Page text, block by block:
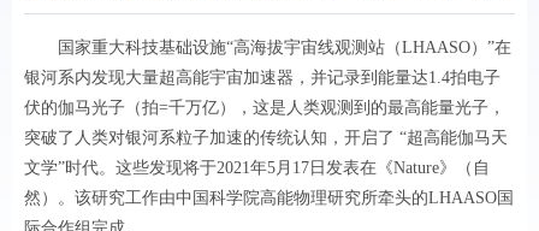
国家重大科技基础设施“高海拔宇宙线观测站（LHAASO）”在
银河系内发现大量超高能宇宙加速器，并记录到能量达1.4拍电子
伏的伽马光子（拍=千万亿），这是人类观测到的最高能量光子，
突破了人类对银河系粒子加速的传统认知，开启了 “超高能伽马天
文学”时代。这些发现将于2021年5月17日发表在《Nature》（自
然）。该研究工作由中国科学院高能物理研究所牵头的LHAASO国